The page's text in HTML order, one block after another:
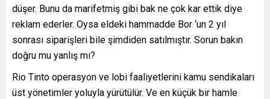
düşer. Bunu da marifetmiş gibi bak ne çok kar ettik diye
reklam ederler. Oysa eldeki hammadde Bor ‘un 2 yıl
sonrası siparişleri bile şimdiden satılmıştır. Sorun bakın
doğru mu yanlış mı?
Rio Tinto operasyon ve lobi faaliyetlerini kamu sendikaları
üst yönetimler yoluyla yürütülür. Ve en küçük bir hamle